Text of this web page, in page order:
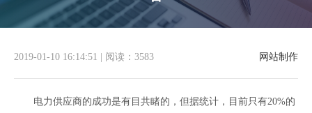
网站制作
2019-01-10 16:14:51 阅读：3583
电力供应商的成功是有目共睹的，但据统计，目前只有20%的